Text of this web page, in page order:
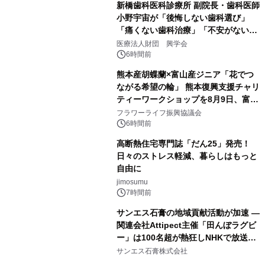
新橋歯科医科診療所 副院長・歯科医師
小野宇宙が「後悔しない歯科選び」
「痛くない歯科治療」「不安がない治
療計画」をテーマに専門監修
医療法人財団 興学会
6時間前
熊本産胡蝶蘭×富山産ジニア「花でつ
ながる希望の輪」 熊本復興支援チャリ
ティーワークショップを8月9日、富
山・射水で開催
フラワーライフ振興協議会
6時間前
高断熱住宅専門誌「だん25」発売！
日々のストレス軽減、暮らしはもっと
自由に
jimosumu
7時間前
サンエス石膏の地域貢献活動が加速 ―
関連会社Attipect主催「田んぼラグビ
ー」は100名超が熱狂しNHKで放送さ
れました。
サンエス石膏株式会社